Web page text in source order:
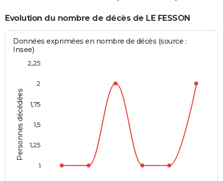
Evolution du nombre de décès de LE FESSON
Personnes décédées
Données exprimées en nombre de décès (source :
Insee)
1
1,25
1,5
1,75
2
2,25